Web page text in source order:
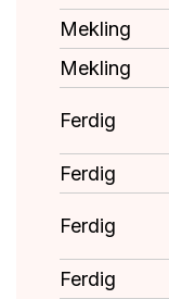
Mekling
Mekling
Ferdig
Ferdig
Ferdig
Ferdig